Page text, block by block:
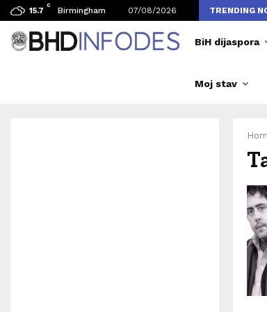
15.7
C
Birmingham 07/08/2026 TRENDING
broj posjetilaca tokom Merlinovih koncerata
BiH dijaspora
Moj stav